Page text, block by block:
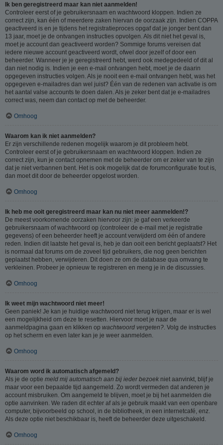
Ik ben geregistreerd maar kan niet aanmelden!
Controleer eerst of je gebruikersnaam en wachtwoord kloppen. Indien ze
correct zijn, kan één of meerdere zaken hiervan de oorzaak zijn. Indien COPPA
geactiveerd is en je tijdens het registratieproces opgaf dat je jonger bent dan
13 jaar, moet je de ontvangen instructies opvolgen. Als dit niet het geval is,
moet je account dan geactiveerd worden? Sommige forums vereisen dat
iedere nieuwe account geactiveerd wordt, ofwel door jezelf of door een
beheerder. Wanneer je je geregistreerd hebt, werd ook medegedeeld of dit al
dan niet nodig is. Indien je een e-mail ontvangen hebt, moet je de daarin
opgegeven instructies volgen. Als je nooit een e-mail ontvangen hebt, was het
opgegeven e-mailadres dan wel juist? Één van de redenen van activatie is om
het aantal valse accounts te doen dalen. Als je zeker bent dat je e-mailadres
correct was, neem dan contact op met de beheerder.
Omhoog
Waarom kan ik niet aanmelden?
Er zijn verschillende redenen mogelijk waarom je dit probleem hebt.
Controleer eerst of je gebruikersnaam en wachtwoord kloppen. Indien ze
correct zijn, kun je contact opnemen met de beheerder om er zeker van te zijn
dat je niet verbannen bent. Het is ook mogelijk dat de forumconfiguratie fout is,
dan moet dit door de beheerder opgelost worden.
Omhoog
Ik heb me ooit geregistreerd maar kan nu niet meer aanmelden!?
De meest voorkomende oorzaken hiervoor zijn: je gaf een verkeerde
gebruikersnaam of wachtwoord op (controleer de e-mail met je registratie
gegevens) of een beheerder heeft je account verwijderd om één of andere
reden. Indien dit laatste het geval is, heb je dan ooit een bericht geplaatst? Het
is normaal dat forums om de zoveel tijd gebruikers, die nog geen berichten
geplaatst hebben, verwijderen. Dit doen ze om de database qua omvang te
verkleinen. Probeer je opnieuw te registreren en meng je in de discussies.
Omhoog
Ik weet mijn wachtwoord niet meer!
Geen paniek! Je kan je huidige wachtwoord niet terug krijgen, maar er is wel
een mogelijkheid om deze te resetten. Hiervoor moet je naar de
aanmeldpagina gaan en klikken op wachtwoord vergeten? . Volg de instructies
op het scherm en even later kan je je weer aanmelden.
Omhoog
Waarom word ik automatisch afgemeld?
Als je de optie meld mij automatisch aan bij ieder bezoek niet aanvinkt, blijf je
maar voor een bepaalde tijd aangemeld. Zo wordt vermeden dat anderen je
account misbruiken. Om aangemeld te blijven, moet je bij het aanmelden die
optie aanvinken. We raden dit echter af als je gebruik maakt van een openbare
computer, bijvoorbeeld op school, in de bibliotheek, in een internetcafé, enz.
Als deze optie niet beschikbaar is, heeft de beheerder deze uitgeschakeld.
Omhoog